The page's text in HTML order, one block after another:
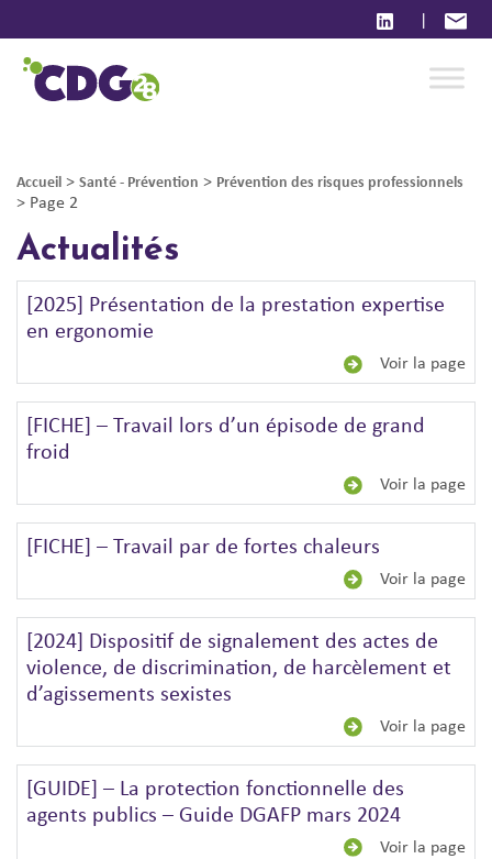
|
Accueil > Santé - Prévention > Prévention des risques professionnels
> Page 2
Actualités
[2025] Présentation de la prestation expertise
en ergonomie
Voir la page
[FICHE] – Travail lors d’un épisode de grand
froid
Voir la page
[FICHE] – Travail par de fortes chaleurs
Voir la page
[2024] Dispositif de signalement des actes de
violence, de discrimination, de harcèlement et
d’agissements sexistes
Voir la page
[GUIDE] – La protection fonctionnelle des
agents publics – Guide DGAFP mars 2024
Voir la page